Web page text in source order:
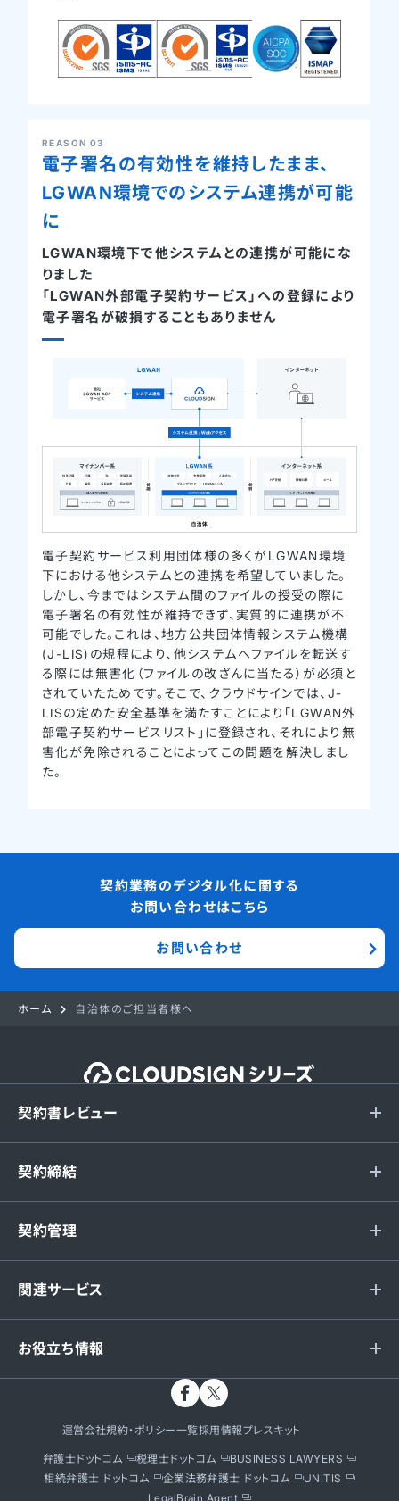
REASON 03
電子署名の有効性を維持したまま、
LGWAN環境でのシステム連携が可能
に
LGWAN環境下で他システムとの連携が可能にな
りました
「LGWAN外部電子契約サービス」への登録により
電子署名が破損することもありません
電子契約サービス利用団体様の多くがLGWAN環境
下における他システムとの連携を希望していました。
しかし、今まではシステム間のファイルの授受の際に
電子署名の有効性が維持できず、実質的に連携が不
可能でした。これは、地方公共団体情報システム機構
(J-LIS)の規程により、他システムへファイルを転送す
る際には無害化（ファイルの改ざんに当たる）が必須と
されていたためです。そこで、クラウドサインでは、J-
LISの定めた安全基準を満たすことにより「LGWAN外
部電子契約サービスリスト」に登録され、それにより無
害化が免除されることによってこの問題を解決しまし
た。
契約業務のデジタル化に関する
お問い合わせはこちら
お問い合わせ
ホーム 自治体のご担当者様へ
契約書レビュー
契約締結
契約管理
関連サービス
お役立ち情報
運営会社規約・ポリシー一覧採用情報プレスキット
弁護士ドットコム 税理士ドットコム
BUSINESS LAWYERS
相続弁護士 ドットコム
企業法務弁護士 ドットコム
UNITIS
LegalBrain Agent